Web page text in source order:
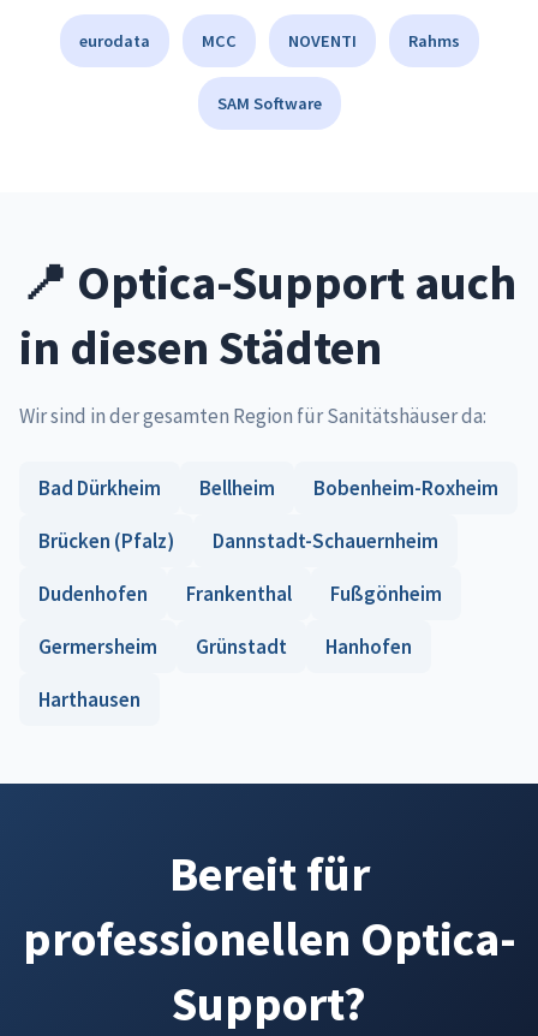
eurodata MCC NOVENTI Rahms
SAM Software
📍 Optica-Support auch
in diesen Städten
Wir sind in der gesamten Region für Sanitätshäuser da:
Bad Dürkheim Bellheim
Bobenheim-Roxheim
Brücken (Pfalz)
Dannstadt-Schauernheim
Dudenhofen
Frankenthal
Fußgönheim
Germersheim
Grünstadt
Hanhofen
Harthausen
Bereit für
professionellen Optica-
Support?